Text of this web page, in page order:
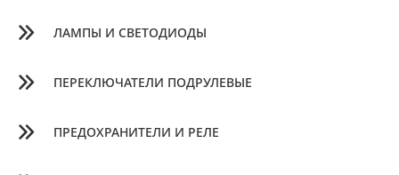
ЛАМПЫ И СВЕТОДИОДЫ
ПЕРЕКЛЮЧАТЕЛИ ПОДРУЛЕВЫЕ
ПРЕДОХРАНИТЕЛИ И РЕЛЕ